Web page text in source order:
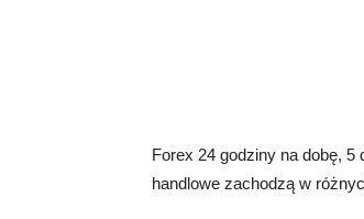
Forex 24 godziny na dobę, 5
handlowe zachodzą w